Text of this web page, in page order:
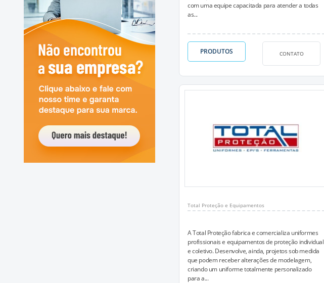
com uma equipe capacitada para atender a todas
as...
PRODUTOS CONTATO
Total Proteção e Equipamentos
A Total Proteção fabrica e comercializa uniformes
profissionais e equipamentos de proteção individual
e coletivo. Desenvolve, ainda, projetos sob medida
que podem receber alterações de modelagem,
criando um uniforme totalmente personalizado
para a...